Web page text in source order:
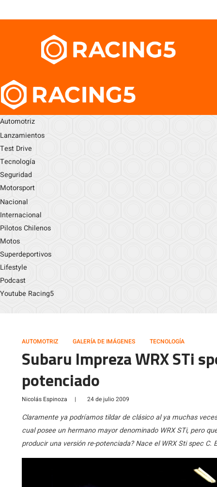
Automotriz
Lanzamientos
Test Drive
Tecnología
Seguridad
Motorsport
Nacional
Internacional
Pilotos Chilenos
Motos
Superdeportivos
Lifestyle
Podcast
Youtube Racing5
AUTOMOTRIZ GALERÍA DE IMÁGENES TECNOLOGÍA
Subaru Impreza WRX STi
potenciado
Nicolás Espinoza | 24 de julio 2009
Claramente ya podríamos tildar de clásico al ya muchas
cual posee un hermano mayor denominado WRX STi, pero
producir una versión re-potenciada? Nace el WRX Sti spec